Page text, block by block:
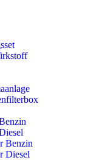
Benzin
Diesel